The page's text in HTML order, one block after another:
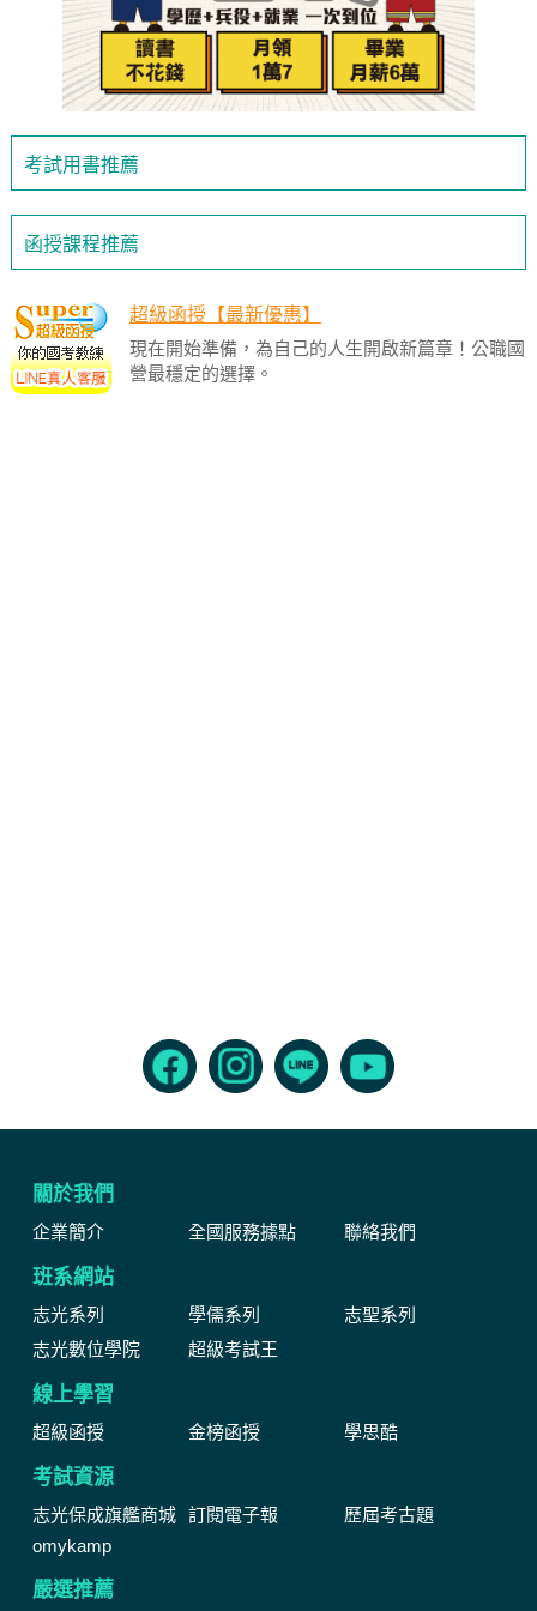
考試用書推薦
函授課程推薦
超級函授【最新優惠】
現在開始準備，為自己的人生開啟新篇章！公職國
營最穩定的選擇。
關於我們
企業簡介 全國服務據點 聯絡我們
班系網站
志光系列 學儒系列
志聖系列
志光數位學院
超級考試王
線上學習
超級函授 金榜函授 學思酷
考試資源
志光保成旗艦商城 訂閱電子報
歷屆考古題
omykamp
嚴選推薦